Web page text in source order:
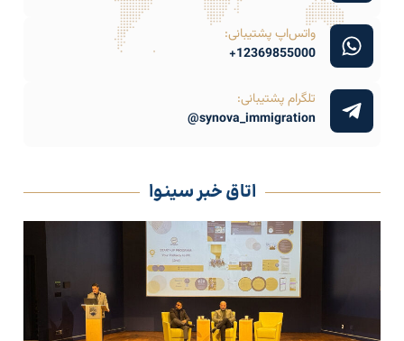
واتس‌اپ پشتیبانی:
12369855000+
تلگرام پشتیبانی:
synova_immigration@
اتاق خبر سینوا